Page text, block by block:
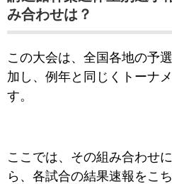
み合わせは？
この大会は、全国各地の予
加し、例年と同じくトーナ
す。
ここでは、その組み合わせに
ら、各試合の結果速報をこ